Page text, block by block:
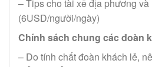
– Tips cho tài xế địa phương
(6USD/người/ngày)
Chính sách chung các đoàn
– Do tính chất đoàn khách lẻ,